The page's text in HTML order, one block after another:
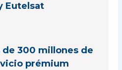
Eutelsat
300 millones de
prémium